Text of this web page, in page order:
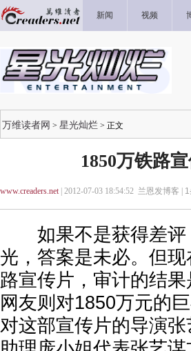
新闻 视频
万维读者网 > 星光灿烂 > 正文
1850万铁路
www.creaders.net| 2012-07-03 18:54:52 兰恩发博客 | 1
如果不是获得差评
光，答案是未必。但
路宣传片，审计的结
网友则对1850万元的
对这部宣传片的导演